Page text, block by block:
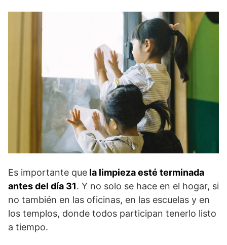
Es importante que la limpieza esté terminada
antes del día 31. Y no solo se hace en el hogar, si
no también en las oficinas, en las escuelas y en
los templos, donde todos participan tenerlo listo
a tiempo.